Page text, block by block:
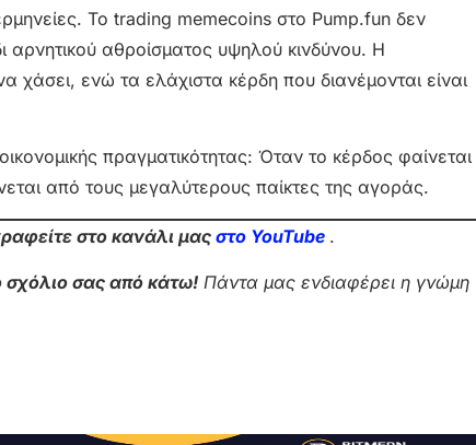
Το trading memecoins στο Pump.fun δεν
αρνητικού αθροίσματος υψηλού κινδύνου. Η
χάσει, ενώ τα ελάχιστα κέρδη που διανέμονται είναι
πραγματικότητας: Όταν το κέρδος φαίνεται
από τους μεγαλύτερους παίκτες της αγοράς.
στο κανάλι μας στο YouTube .
σας από κάτω! Πάντα μας ενδιαφέρει η γνώμη